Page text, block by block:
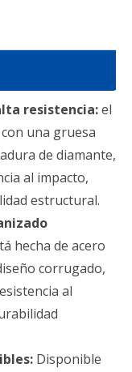
resistencia:el
una gruesa
de diamante,
al impacto,
estructural.
hecha de acero
corrugado,
al
Disponible